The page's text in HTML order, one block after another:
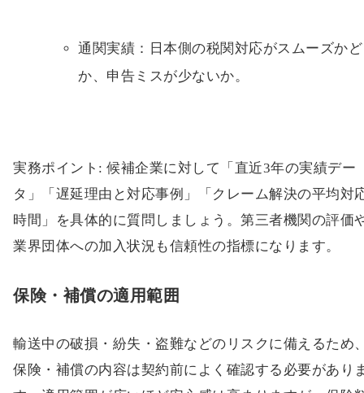
通関実績：日本側の税関対応がスムーズか
か、申告ミスが少ないか。
実務ポイント: 候補企業に対して「直近3年の実績デー
タ」「遅延理由と対応事例」「クレーム解決の平均対
時間」を具体的に質問しましょう。第三者機関の評価
業界団体への加入状況も信頼性の指標になります。
保険・補償の適用範囲
輸送中の破損・紛失・盗難などのリスクに備えるため
保険・補償の内容は契約前によく確認する必要があり